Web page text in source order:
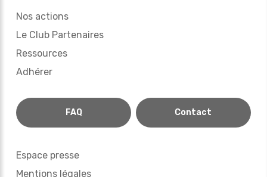
Nos actions
Le Club Partenaires
Ressources
Adhérer
FAQ Contact
Espace presse
Mentions légales